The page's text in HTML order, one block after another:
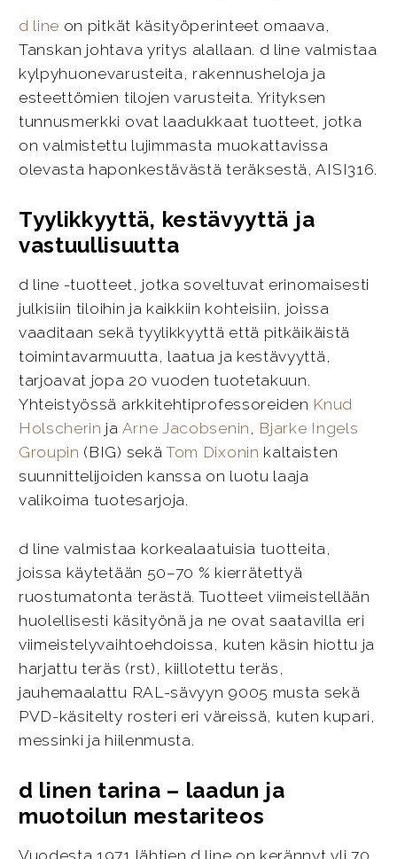
d line on pitkät käsityöperinteet omaava,
Tanskan johtava yritys alallaan. d line valmistaa
kylpyhuonevarusteita, rakennusheloja ja
esteettömien tilojen varusteita. Yrityksen
tunnusmerkki ovat laadukkaat tuotteet, jotka
on valmistettu lujimmasta muokattavissa
olevasta haponkestävästä teräksestä, AISI316.
Tyylikkyyttä, kestävyyttä ja
vastuullisuutta
d line -tuotteet, jotka soveltuvat erinomaisesti
julkisiin tiloihin ja kaikkiin kohteisiin, joissa
vaaditaan sekä tyylikkyyttä että pitkäikäistä
toimintavarmuutta, laatua ja kestävyyttä,
tarjoavat jopa 20 vuoden tuotetakuun.
Yhteistyössä arkkitehtiprofessoreiden Knud
Holscherin ja Arne Jacobsenin , Bjarke Ingels
Groupin (BIG) sekä Tom Dixonin kaltaisten
suunnittelijoiden kanssa on luotu laaja
valikoima tuotesarjoja.
d line valmistaa korkealaatuisia tuotteita,
joissa käytetään 50–70 % kierrätettyä
ruostumatonta terästä. Tuotteet viimeistellään
huolellisesti käsityönä ja ne ovat saatavilla eri
viimeistelyvaihtoehdoissa, kuten käsin hiottu ja
harjattu teräs (rst), kiillotettu teräs,
jauhemaalattu RAL-sävyyn 9005 musta sekä
PVD-käsitelty rosteri eri väreissä, kuten kupari,
messinki ja hiilenmusta.
d linen tarina – laadun ja
muotoilun mestariteos